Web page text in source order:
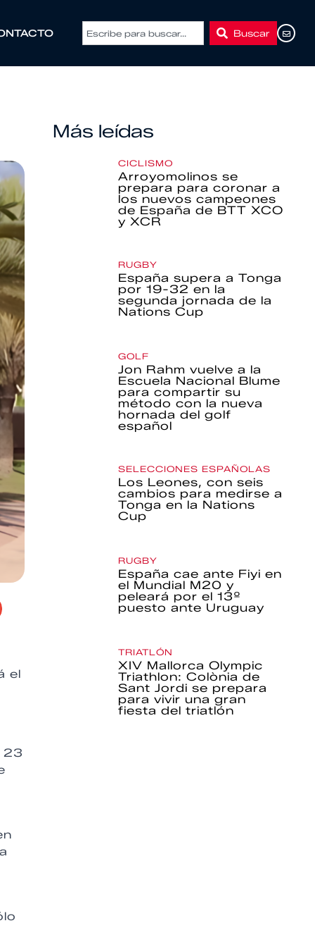
Buscar
el
23
Más leídas
CICLISMO
Arroyomolinos se
prepara para coronar a
los nuevos campeones
de España de BTT XCO
y XCR
RUGBY
España supera a Tonga
por 19-32 en la
segunda jornada de la
Nations Cup
GOLF
Jon Rahm vuelve a la
Escuela Nacional Blume
para compartir su
método con la nueva
hornada del golf
español
SELECCIONES ESPAÑOLAS
Los Leones, con seis
cambios para medirse a
Tonga en la Nations
Cup
RUGBY
España cae ante Fiyi en
el Mundial M20 y
peleará por el 13º
puesto ante Uruguay
TRIATLÓN
XIV Mallorca Olympic
Triathlon: Colònia de
Sant Jordi se prepara
para vivir una gran
fiesta del triatlón